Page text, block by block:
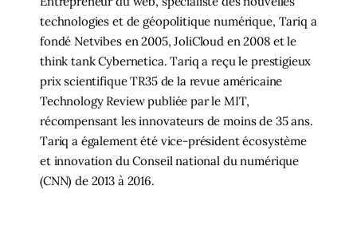
technologies et de géopolitique numérique, Tariq a
fondé Netvibes en 2005, JoliCloud en 2008 et le
think tank Cybernetica. Tariq a reçu le prestigieux
prix scientifique TR35 de la revue américaine
Technology Review publiée par le MIT,
récompensant les innovateurs de moins de 35 ans.
Tariq a également été vice-président écosystème
et innovation du Conseil national du numérique
(CNN) de 2013 à 2016.